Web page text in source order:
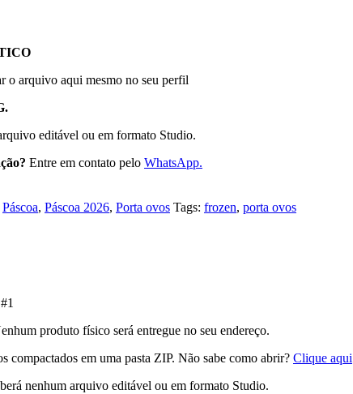
o arquivo aqui mesmo no seu perfil
editável ou em formato Studio.
Entre em contato pelo WhatsApp.
Páscoa, Páscoa 2026, Porta ovos Tags: frozen, porta ovos
produto físico será entregue no seu endereço.
compactados em uma pasta ZIP. Não sabe como abrir? Clique aqui
nenhum arquivo editável ou em formato Studio.